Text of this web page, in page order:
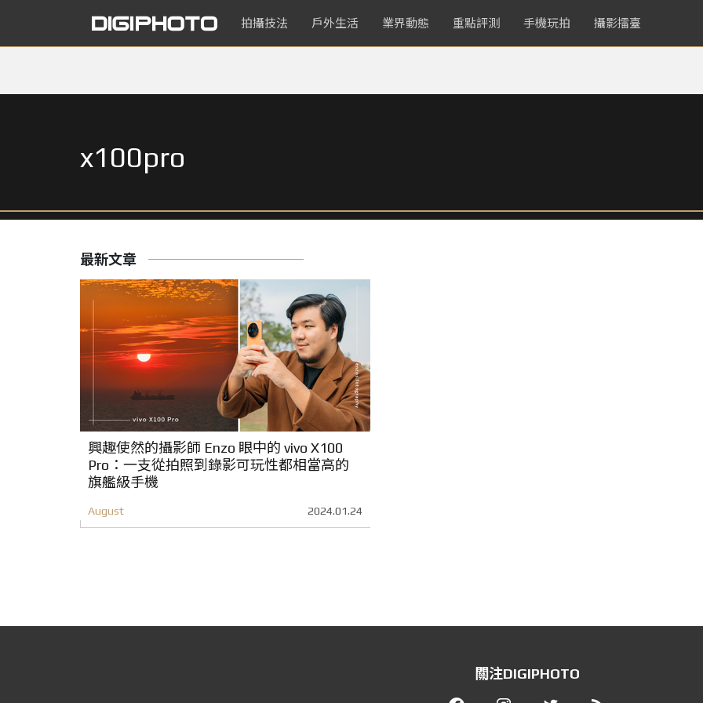
拍攝技法 戶外生活 業界動態 重點評測 手機玩拍 攝影擂臺
x100pro
最新文章
興趣使然的攝影師 Enzo 眼中的 vivo X100
Pro：一支從拍照到錄影可玩性都相當高的
旗艦級手機
August 2024.01.24
關注DIGIPHOTO